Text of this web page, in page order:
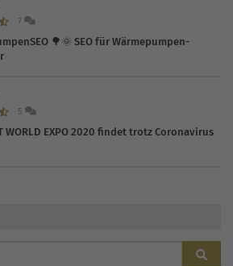
7
🌳🌞 SEO für Wärmepumpen-
5
WORLD EXPO 2020 findet trotz Coronavirus